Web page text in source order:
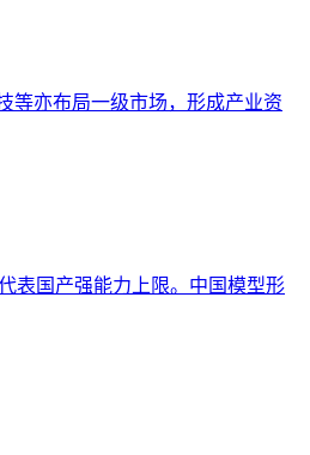
等亦布局一级市场，形成产业资
表国产强能力上限。中国模型形